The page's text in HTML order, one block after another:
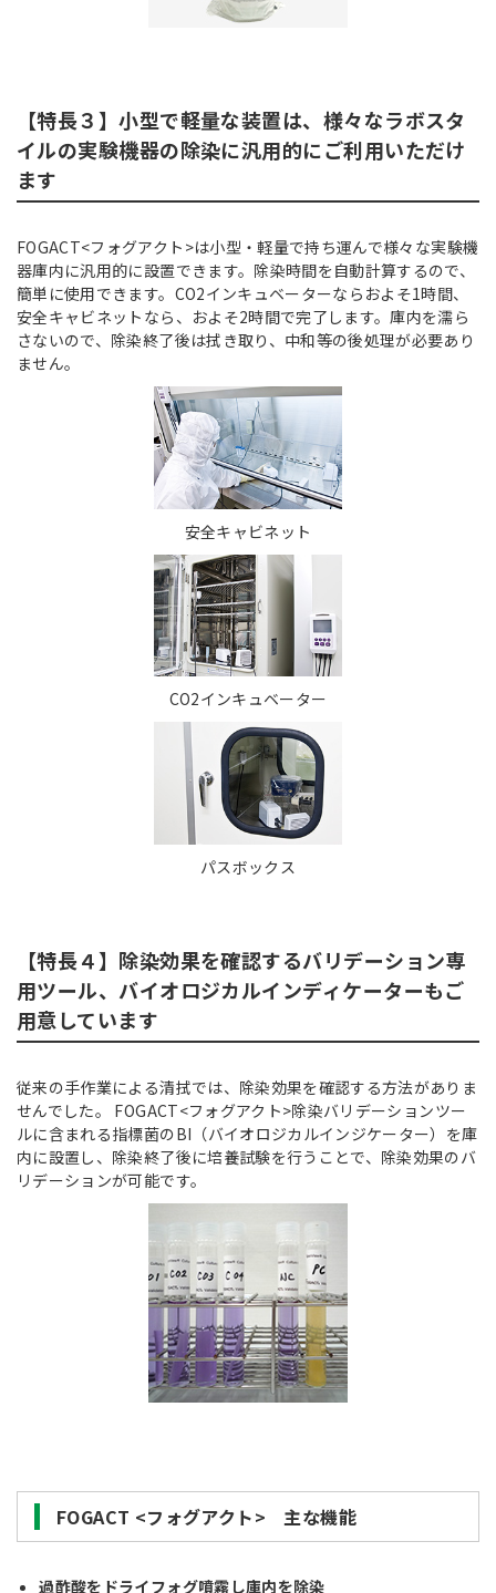
【特長３】小型で軽量な装置は、様々なラボスタ
イルの実験機器の除染に汎用的にご利用いただけ
ます
FOGACT<フォグアクト>は小型・軽量で持ち運んで様々な実験機
器庫内に汎用的に設置できます。除染時間を自動計算するので、
簡単に使用できます。CO2インキュベーターならおよそ1時間、
安全キャビネットなら、およそ2時間で完了します。庫内を濡ら
さないので、除染終了後は拭き取り、中和等の後処理が必要あり
ません。
安全キャビネット
CO2インキュベーター
パスボックス
【特長４】除染効果を確認するバリデーション専
用ツール、バイオロジカルインディケーターもご
用意しています
従来の手作業による清拭では、除染効果を確認する方法がありま
せんでした。 FOGACT<フォグアクト>除染バリデーションツー
ルに含まれる指標菌のBI（バイオロジカルインジケーター）を庫
内に設置し、除染終了後に培養試験を行うことで、除染効果のバ
リデーションが可能です。
FOGACT <フォグアクト> 主な機能
過酢酸をドライフォグ噴霧し庫内を除染